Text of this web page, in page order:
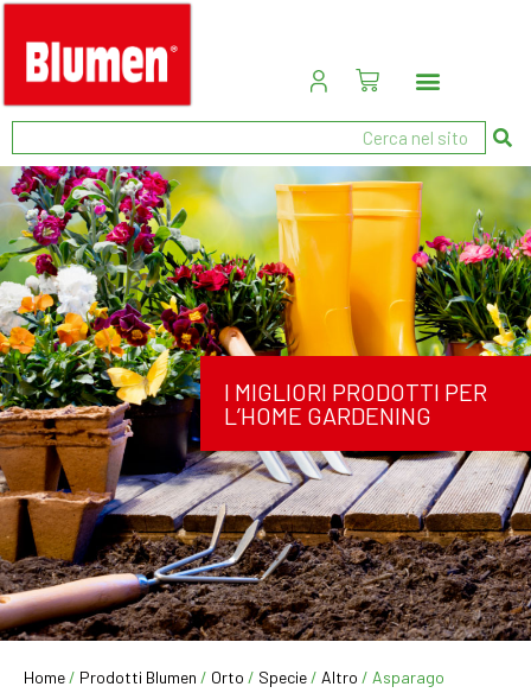
I MIGLIORI PRODOTTI PER
L’HOME GARDENING
Home / Prodotti Blumen / Orto / Specie / Altro / Asparago